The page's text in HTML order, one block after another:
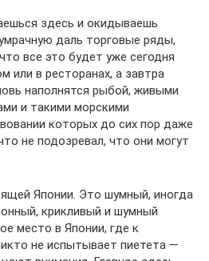
здесь и окидываешь
даль торговые ряды,
все это будет уже сегодня
или в ресторанах, а завтра
наполнятся рыбой, живыми
и такими морскими
которых до сих пор даже
не подозревал, что они могут
Японии. Это шумный, иногда
крикливый и шумный
место в Японии, где к
не испытывает пиетета —